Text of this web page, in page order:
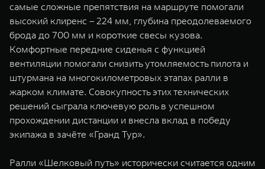
самые сложные препятствия на маршруте помогали
высокий клиренс – 224 мм, глубина преодолеваемого
брода до 700 мм и короткие свесы кузова.
Комфортные передние сиденья с функцией
вентиляции помогали снизить утомляемость пилота и
штурмана на многокилометровых этапах ралли в
жарком климате. Совокупность этих технических
решений сыграла ключевую роль в успешном
прохождении дистанции и внесла вклад в победу
экипажа в зачёте «Гранд Тур».
Ралли «Шелковый путь» исторически считается одним